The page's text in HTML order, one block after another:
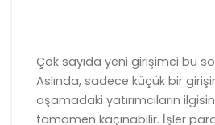
Çok sayıda yeni girişimci bu
Aslında, sadece küçük bir
aşamadaki yatırımcıların
tamamen kaçınabilir. İşler